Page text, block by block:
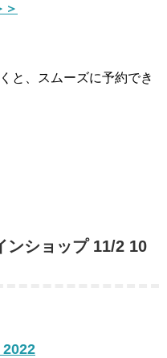
＞
と、スムーズに予約でき
ンショップ 11/2 10